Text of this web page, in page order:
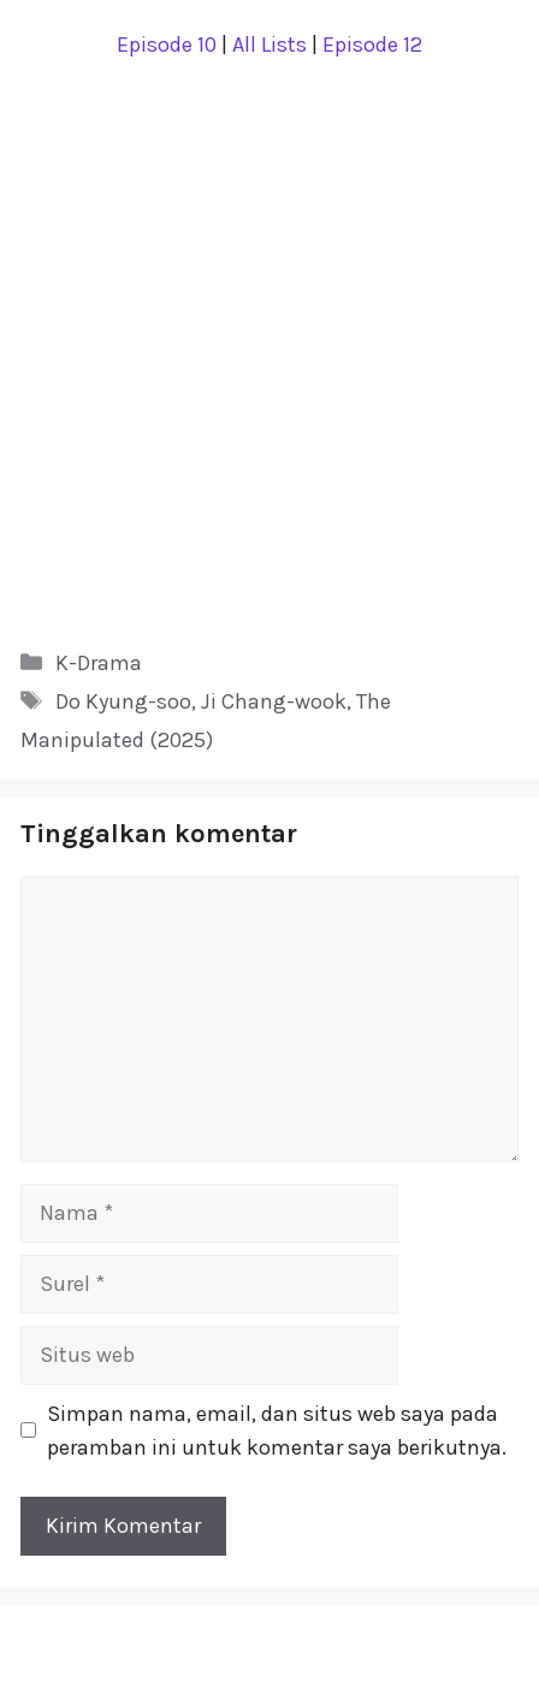
Episode 10 All Lists Episode 12
Kategori
K-Drama
Tag
Do Kyung-soo, Ji Chang-wook, The
Manipulated (2025)
Tinggalkan komentar
Nama
Surel
Situs
Simpan nama, email, dan situs web saya pada
peramban ini untuk komentar saya berikutnya.